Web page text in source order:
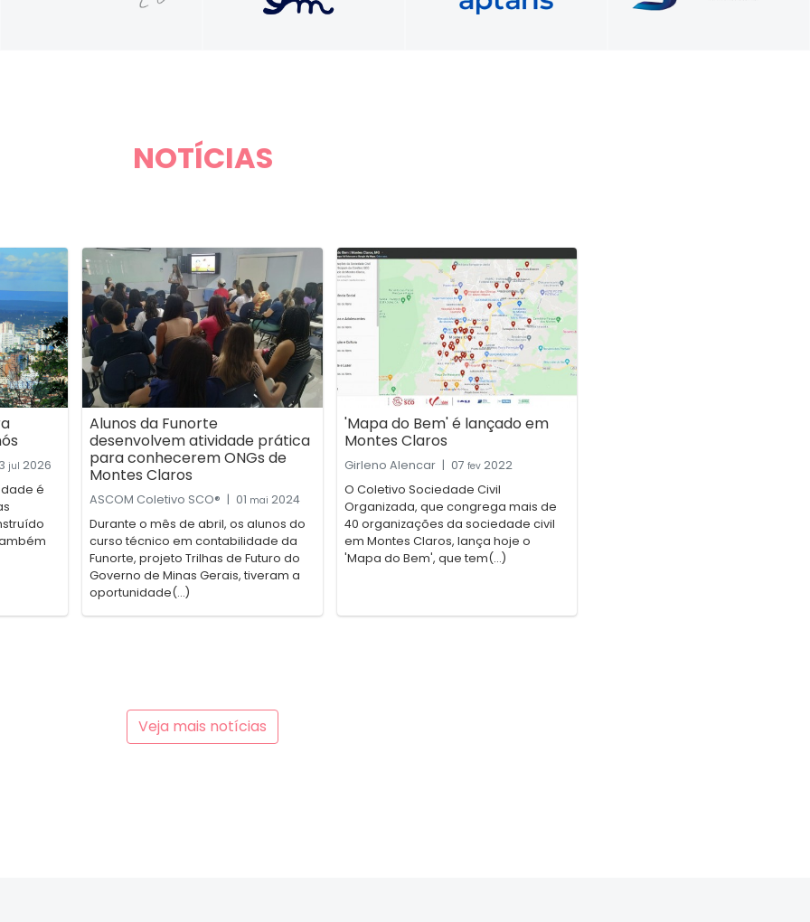
autenticidade
corporativos
NOTÍCIAS
jul 2026
é
Alunos da Funorte
desenvolvem atividade prática
para conhecerem ONGs de
Montes Claros
ASCOM Coletivo SCO® | 01 mai 2024
Durante o mês de abril, os alunos do
curso técnico em contabilidade da
Funorte, projeto Trilhas de Futuro do
Governo de Minas Gerais, tiveram a
oportunidade(...)
'Mapa do Bem' é lançado em
Montes Claros
Girleno Alencar | 07 fev2022
O Coletivo Sociedade Civil
Organizada, que congrega mais de
40 organizações da sociedade civil
em Montes Claros, lança hoje o
'Mapa do Bem', que tem(...)
Veja mais notícias